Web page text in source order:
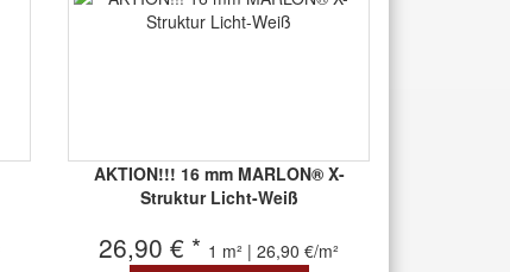
AKTION!!! 16 mm MARLON® X-
Struktur Licht-Weiß
26,90 € * 1 m² | 26,90 €/m²